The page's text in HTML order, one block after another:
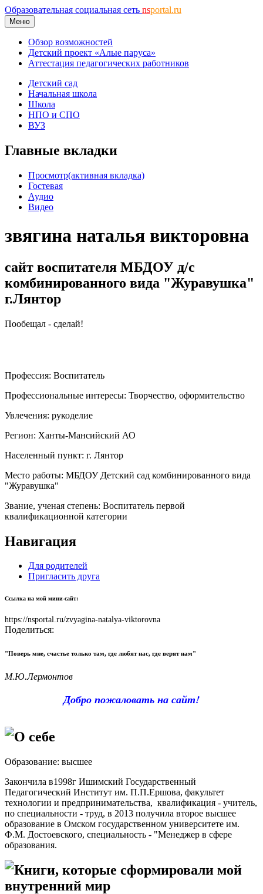
Образовательная социальная сеть nsportal.ru
Меню
Обзор возможностей
Детский проект «Алые паруса»
Аттестация педагогических работников
Детский сад
Начальная школа
Школа
НПО и СПО
ВУЗ
Главные вкладки
Просмотр(активная вкладка)
Гостевая
Аудио
Видео
звягина наталья викторовна
сайт воспитателя МБДОУ д/с
комбинированного вида "Журавушка"
г.Лянтор
Пообещал - сделай!
Профессия: Воспитатель
Профессиональные интересы: Творчество, оформительство
Увлечения: рукоделие
Регион: Ханты-Мансийский АО
Населенный пункт: г. Лянтор
Место работы: МБДОУ Детский сад комбинированного вида
"Журавушка"
Звание, ученая степень: Воспитатель первой
квалификационной категории
Навигация
Для родителей
Пригласить друга
Ссылка на мой мини-сайт:
https://nsportal.ru/zvyagina-natalya-viktorovna
Поделиться:
"Поверь мне, счастье только там, где любят нас, где верят нам"
М.Ю.Лермонтов
Добро пожаловать на сайт!
О себе
Образование: высшее
Закончила в1998г Ишимский Государственный
Педагогический Институт им. П.П.Ершова, факультет
технологии и предпринимательства, квалификация - учитель,
по специальности - труд, в 2013 получила второе высшее
образование в Омском государственном университете им.
Ф.М. Достоевского, специальность - "Менеджер в сфере
образования.
Книги, которые сформировали мой
внутренний мир